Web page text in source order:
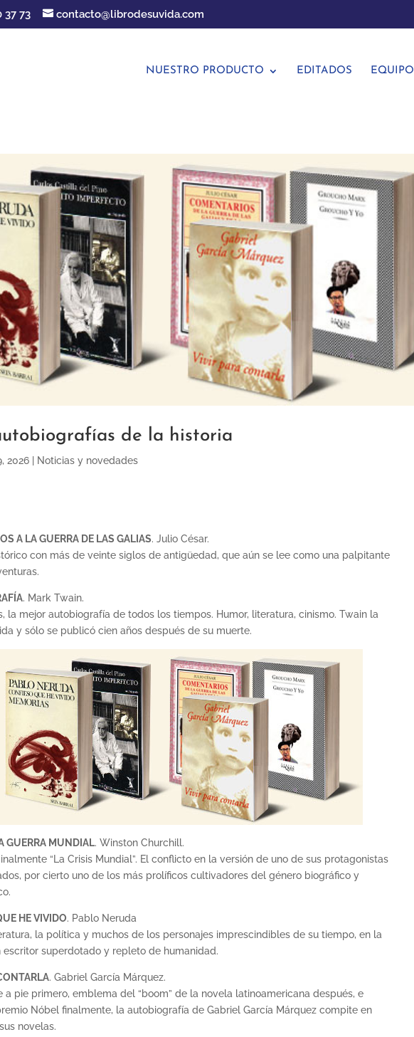
37 73 contacto@librodesuvida.com
NUESTRO PRODUCTO EDITADOS EQUIPO
de la historia
2026 Noticias y novedades
A LA GUERRA DE LAS GALIAS. Julio César.
con más de veinte siglos de antigüedad, que aún se lee como una palpitante
. Mark Twain.
la mejor autobiografía de todos los tiempos. Humor, literatura, cinismo. Twain la
y sólo se publicó cien años después de su muerte.
GUERRA MUNDIAL. Winston Churchill.
“La Crisis Mundial”. El conflicto en la versión de uno de sus protagonistas
por cierto uno de los más prolíficos cultivadores del género biográfico y
HE VIVIDO. Pablo Neruda
la política y muchos de los personajes imprescindibles de su tiempo, en la
escritor superdotado y repleto de humanidad.
. Gabriel García Márquez.
a pie primero, emblema del “boom” de la novela latinoamericana después, e
Nóbel finalmente, la autobiografía de Gabriel García Márquez compite en
novelas.